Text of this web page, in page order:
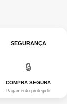
SEGURANÇA
🔒
COMPRA SEGURA
Pagamento protegido